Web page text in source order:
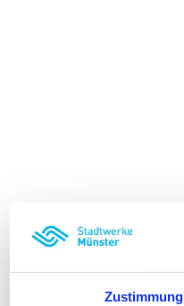
Zustimmung